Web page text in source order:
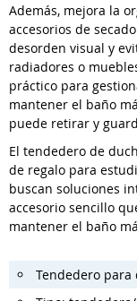
Además, mejora la
accesorios de
desorden visual y
radiadores o
práctico para
mantener el baño
puede retirar y
El tendedero de
de regalo para
buscan soluciones
accesorio sencillo
mantener el baño
Tendedero para